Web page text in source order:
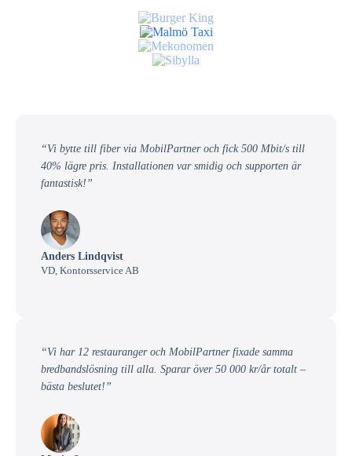
“Vi bytte till fiber via MobilPartner och fick 500 Mbit/s till
40% lägre pris. Installationen var smidig och supporten är
fantastisk!”
Anders Lindqvist
VD, Kontorsservice AB
“Vi har 12 restauranger och MobilPartner fixade samma
bredbandslösning till alla. Sparar över 50 000 kr/år totalt –
bästa beslutet!”